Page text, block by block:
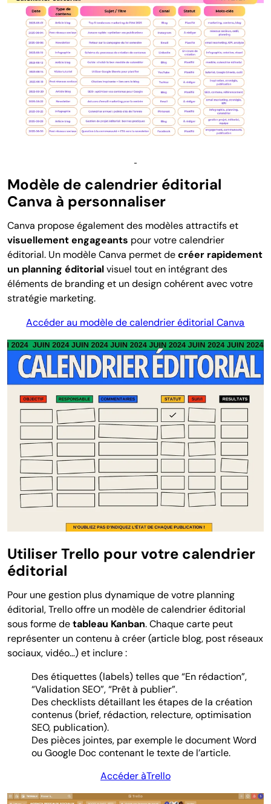
Modèle de calendrier éditorial
Canva à personnaliser
Canva propose également des modèles attractifs et
visuellement engageants pour votre calendrier
éditorial. Un modèle Canva permet decréer rapidement
un planning éditorialvisuel tout en intégrant des
éléments de branding et un design cohérent avec votre
stratégie marketing.
Accéder au modèle de calendrier éditorial Canva
Utiliser Trello pour votre calendrier
éditorial
Pour une gestion plus dynamique de votre planning
éditorial, Trello offre un modèle de calendrier éditorial
sous forme detableau Kanban. Chaque carte peut
représenter un contenu à créer (article blog, post réseaux
sociaux, vidéo…) et inclure :
Des étiquettes (labels) telles que “En rédaction”,
“Validation SEO”, “Prêt à publier”.
Des checklists détaillant les étapes de la création
contenus (brief, rédaction, relecture, optimisation
SEO, publication).
Des pièces jointes, par exemple le document Word
ou Google Doc contenant le texte de l’article.
Accéder àTrello